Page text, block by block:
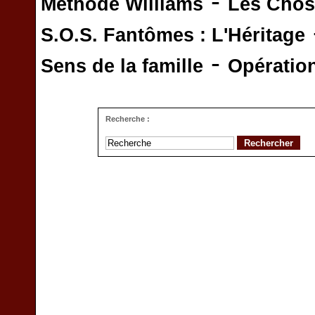
Méthode Williams
Les
S.O.S. Fantômes : L'Héritage
Sens de la famille -
Recherche :